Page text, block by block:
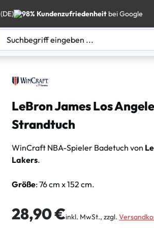
(DE) 98% Kundenzufriedenheit bei Google
LeBron James Los
Strandtuch
WinCraft NBA-Spieler Badetuch von
Lakers.
Größe: 76 cm x 152 cm.
Regulärer Preis:
28,90 €inkl. MwSt., zzgl.